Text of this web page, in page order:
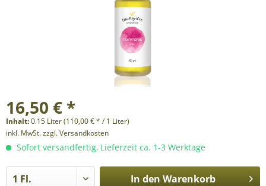
16,50 € *
Inhalt:0.15 Liter (110,00 € * / 1 Liter)
inkl. MwSt.zzgl. Versandkosten
Sofort versandfertig, Lieferzeit ca. 1-3 Werktage
In den Warenkorb